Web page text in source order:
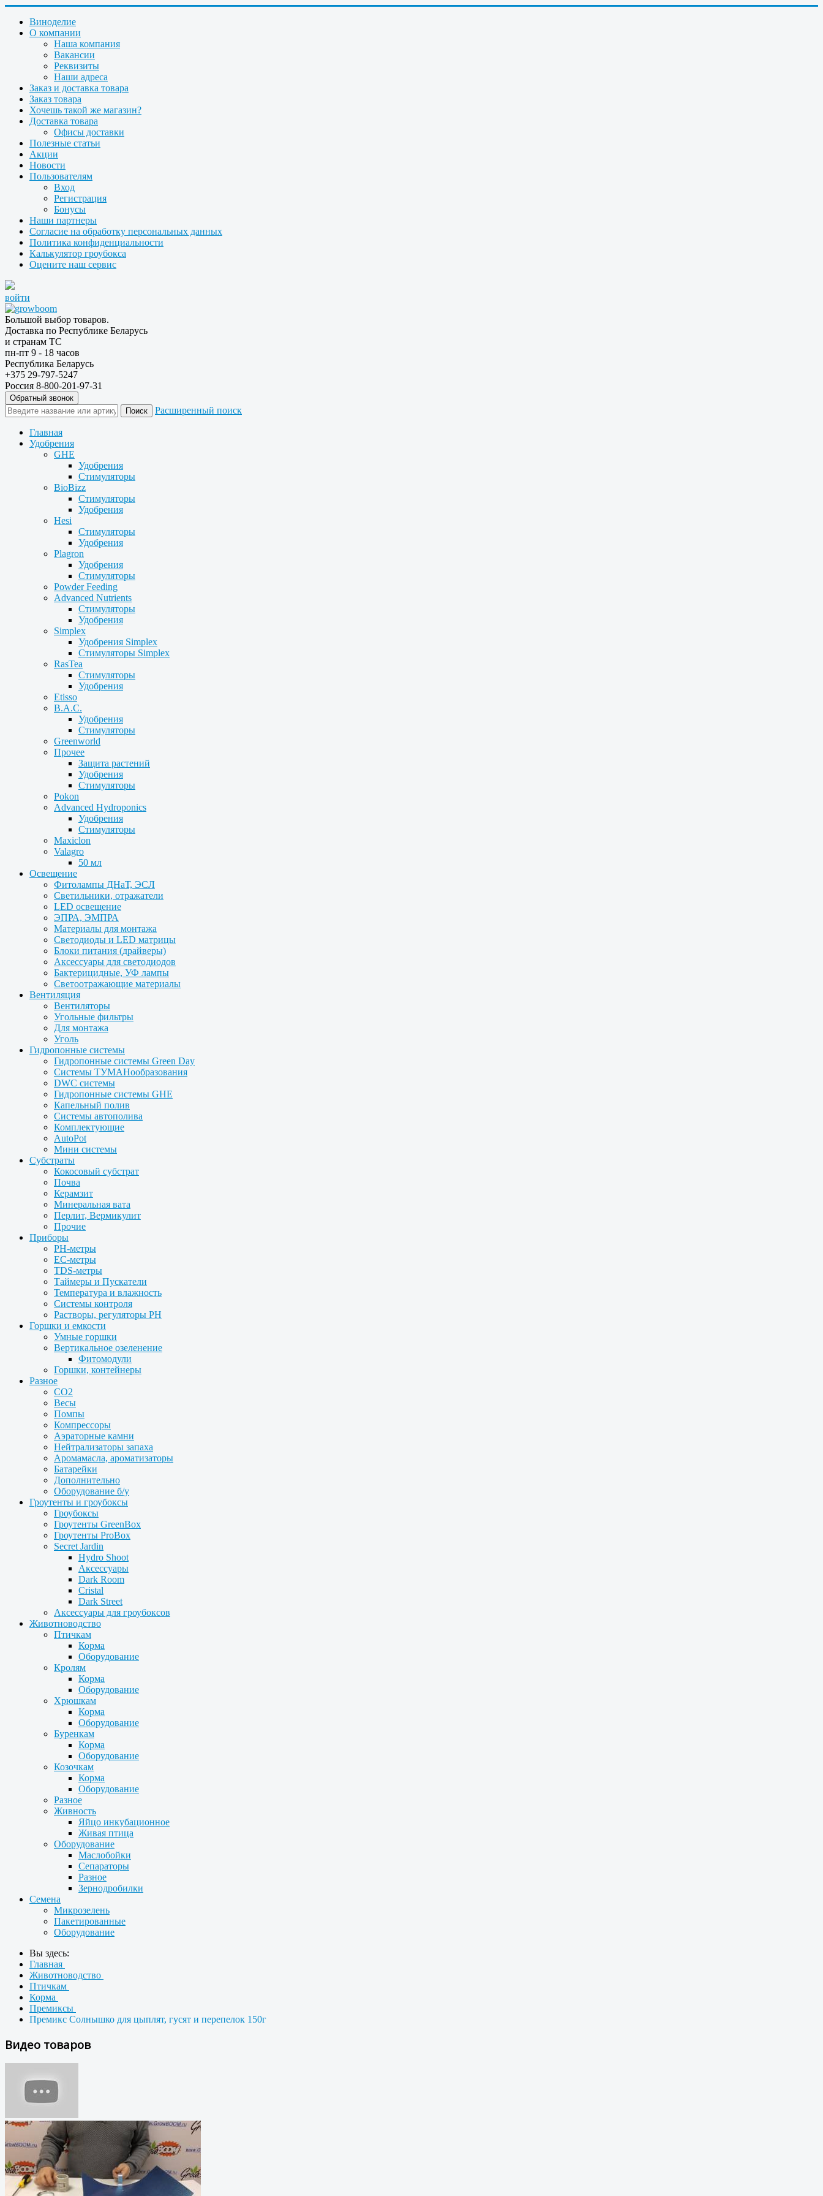
Виноделие
О компании
Наша компания
Вакансии
Реквизиты
Наши адреса
Заказ и доставка товара
Заказ товара
Хочешь такой же магазин?
Доставка товара
Офисы доставки
Полезные статьи
Акции
Новости
Пользователям
Вход
Регистрация
Бонусы
Наши партнеры
Согласие на обработку персональных данных
Политика конфиденциальности
Калькулятор гроубокса
Оцените наш сервис
войти
Большой выбор товаров.
Доставка по Республике Беларусь
и странам ТС
пн-пт 9 - 18 часов
Республика Беларусь
+375 29-797-5247
Россия 8-800-201-97-31
Обратный звонок
Расширенный поиск
Главная
Удобрения
GHE
Удобрения
Стимуляторы
BioBizz
Стимуляторы
Удобрения
Hesi
Стимуляторы
Удобрения
Plagron
Удобрения
Стимуляторы
Powder Feeding
Advanced Nutrients
Стимуляторы
Удобрения
Simplex
Удобрения Simplex
Стимуляторы Simplex
RasTea
Стимуляторы
Удобрения
Etisso
B.A.C.
Удобрения
Стимуляторы
Greenworld
Прочее
Защита растений
Удобрения
Стимуляторы
Pokon
Advanced Hydroponics
Удобрения
Стимуляторы
Maxiclon
Valagro
50 мл
Освещение
Фитолампы ДНаТ, ЭСЛ
Светильники, отражатели
LED освещение
ЭПРА, ЭМПРА
Материалы для монтажа
Светодиоды и LED матрицы
Блоки питания (драйверы)
Аксессуары для светодиодов
Бактерицидные, УФ лампы
Светоотражающие материалы
Вентиляция
Вентиляторы
Угольные фильтры
Для монтажа
Уголь
Гидропонные системы
Гидропонные системы Green Day
Системы ТУМАНообразования
DWC системы
Гидропонные системы GHE
Капельный полив
Системы автополива
Комплектующие
AutoPot
Мини системы
Субстраты
Кокосовый субстрат
Почва
Керамзит
Минеральная вата
Перлит, Вермикулит
Прочие
Приборы
PH-метры
EC-метры
TDS-метры
Таймеры и Пускатели
Температура и влажность
Системы контроля
Растворы, регуляторы PH
Горшки и емкости
Умные горшки
Вертикальное озеленение
Фитомодули
Горшки, контейнеры
Разное
CO2
Весы
Помпы
Компрессоры
Аэраторные камни
Нейтрализаторы запаха
Аромамасла, ароматизаторы
Батарейки
Дополнительно
Оборудование б/у
Гроутенты и гроубоксы
Гроубоксы
Гроутенты GreenBox
Гроутенты ProBox
Secret Jardin
Hydro Shoot
Аксессуары
Dark Room
Cristal
Dark Street
Аксессуары для гроубоксов
Животноводство
Птичкам
Корма
Оборудование
Кролям
Корма
Оборудование
Хрюшкам
Корма
Оборудование
Буренкам
Корма
Оборудование
Козочкам
Корма
Оборудование
Разное
Живность
Яйцо инкубационное
Живая птица
Оборудование
Маслобойки
Сепараторы
Разное
Зернодробилки
Семена
Микрозелень
Пакетированные
Оборудование
Вы здесь:
Главная
Животноводство
Птичкам
Корма
Премиксы
Премикс Солнышко для цыплят, гусят и перепелок 150г
Видео товаров